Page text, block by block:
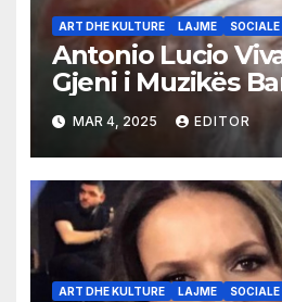
ART DHE KULTURE LAJME SOCIALE
Antonio Lucio
Gjeni i Muzikës
MAR 4, 2025 EDITOR
ART DHE KULTURE LAJME SOCIALE